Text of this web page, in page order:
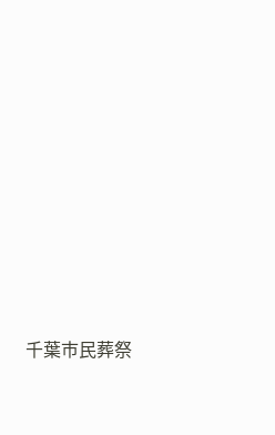
千葉市民葬祭